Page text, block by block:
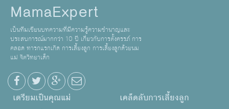
MamaExpert
เป็นทีมเขียนบทความที่มีความรู้ความชำนาญและ
ประสบการณ์มากกว่า 10 ปี เกี่ยวกับการตั้งครรภ์ การ
คลอด ทารกแรกเกิด การเลี้ยงลูก การเลี้ยงลูกด้วยนม
แม่ จิตวิทยาเด็ก
เตรียมเป็นคุณแม่ เคล็ดลับการเลี้ยงลูก